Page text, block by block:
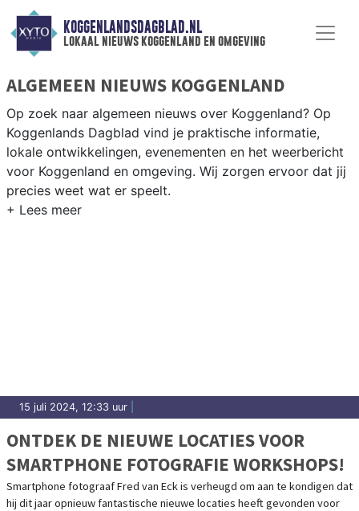
KOGGENLANDSDAGBLAD.NL
lokaal nieuws koggenland en omgeving
ALGEMEEN NIEUWS KOGGENLAND
Op zoek naar algemeen nieuws over Koggenland? Op
Koggenlands Dagblad vind je praktische informatie,
lokale ontwikkelingen, evenementen en het weerbericht
voor Koggenland en omgeving. Wij zorgen ervoor dat jij
precies weet wat er speelt.
15 juli 2024, 12:33 uur
ONTDEK DE NIEUWE LOCATIES VOOR
SMARTPHONE FOTOGRAFIE WORKSHOPS!
Smartphone fotograaf Fred van Eck is verheugd om aan te kondigen dat
hij dit jaar opnieuw fantastische nieuwe locaties heeft gevonden voor